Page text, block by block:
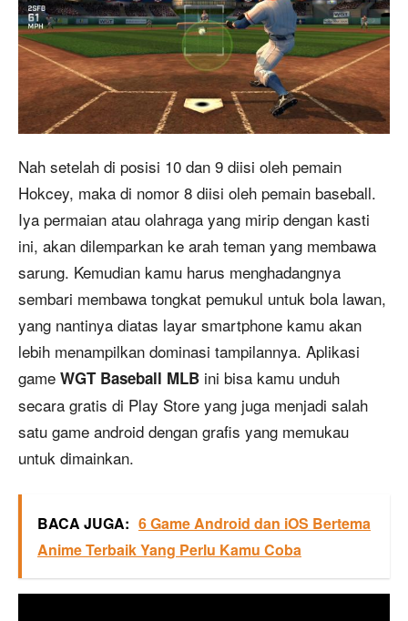
Nah setelah di posisi 10 dan 9 diisi oleh pemain
Hokcey, maka di nomor 8 diisi oleh pemain baseball.
Iya permaian atau olahraga yang mirip dengan kasti
ini, akan dilemparkan ke arah teman yang membawa
sarung. Kemudian kamu harus menghadangnya
sembari membawa tongkat pemukul untuk bola lawan,
yang nantinya diatas layar smartphone kamu akan
lebih menampilkan dominasi tampilannya. Aplikasi
game WGT Baseball MLB ini bisa kamu unduh
secara gratis di Play Store yang juga menjadi salah
satu game android dengan grafis yang memukau
untuk dimainkan.
BACA JUGA: 6 Game Android dan iOS Bertema
Anime Terbaik Yang Perlu Kamu Coba